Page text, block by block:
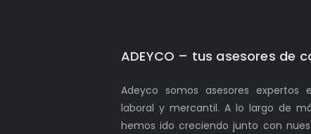
ADEYCO – tus asesores de
Adeyco somos asesores expertos
laboral y mercantil. A lo largo de
hemos ido creciendo junto con